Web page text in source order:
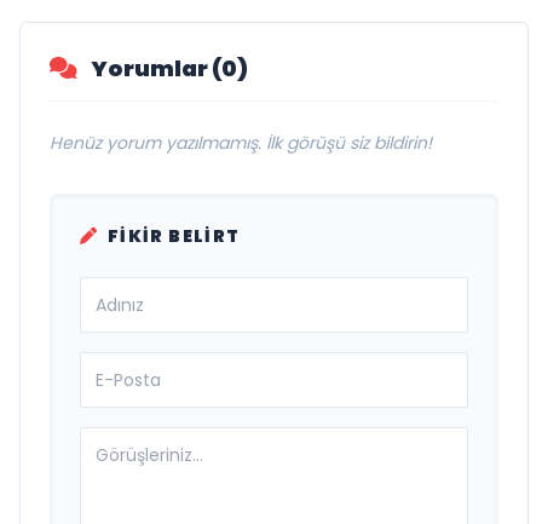
Yorumlar (0)
Henüz yorum yazılmamış. İlk görüşü siz bildirin!
FIKIR BELIRT